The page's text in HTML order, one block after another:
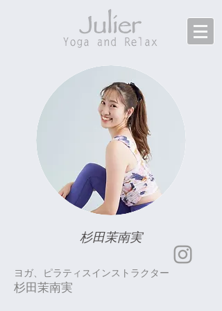
杉田茉南実
ヨガ、ピラティスインストラクター
杉田茉南実